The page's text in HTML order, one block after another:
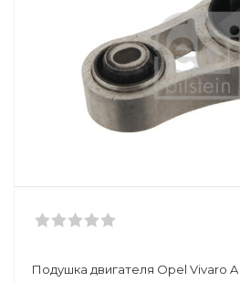
Подушкa двигателя Opel Vivaro A